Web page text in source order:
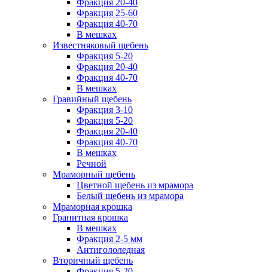
Фракция 20-40
Фракция 25-60
Фракция 40-70
В мешках
Известняковый щебень
Фракция 5-20
Фракция 20-40
Фракция 40-70
В мешках
Гравийный щебень
Фракция 3-10
Фракция 5-20
Фракция 20-40
Фракция 40-70
В мешках
Речной
Мраморный щебень
Цветной щебень из мрамора
Белый щебень из мрамора
Мраморная крошка
Гранитная крошка
В мешках
Фракция 2-5 мм
Антигололедная
Вторичный щебень